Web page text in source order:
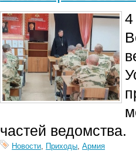
частей ведомства.
Новости, Приходы, Армия